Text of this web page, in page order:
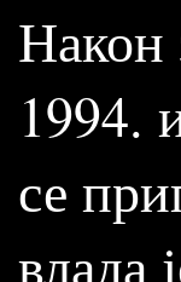
Након
1994.
се
влада